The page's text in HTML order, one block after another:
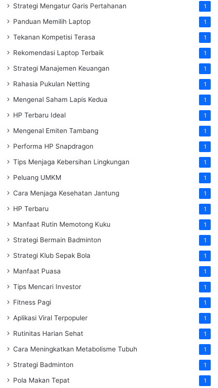
Strategi Mengatur Garis Pertahanan 1
Panduan Memilih Laptop 1
Tekanan Kompetisi Terasa 1
Rekomendasi Laptop Terbaik 1
Strategi Manajemen Keuangan 1
Rahasia Pukulan Netting 1
Mengenal Saham Lapis Kedua 1
HP Terbaru Ideal 1
Mengenal Emiten Tambang 1
Performa HP Snapdragon 1
Tips Menjaga Kebersihan Lingkungan 1
Peluang UMKM 1
Cara Menjaga Kesehatan Jantung 1
HP Terbaru 1
Manfaat Rutin Memotong Kuku 1
Strategi Bermain Badminton 1
Strategi Klub Sepak Bola 1
Manfaat Puasa 1
Tips Mencari Investor 1
Fitness Pagi 1
Aplikasi Viral Terpopuler 1
Rutinitas Harian Sehat 1
Cara Meningkatkan Metabolisme Tubuh 1
Strategi Badminton 1
Pola Makan Tepat 1